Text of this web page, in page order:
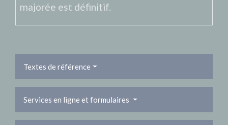
majorée est définitif.
Textes de référence
Services en ligne et formulaires